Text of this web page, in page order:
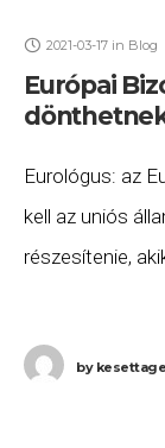
2021-03-17 in Blog
Európai
Eurológus: az
kell az uniós
részesítenie,
by